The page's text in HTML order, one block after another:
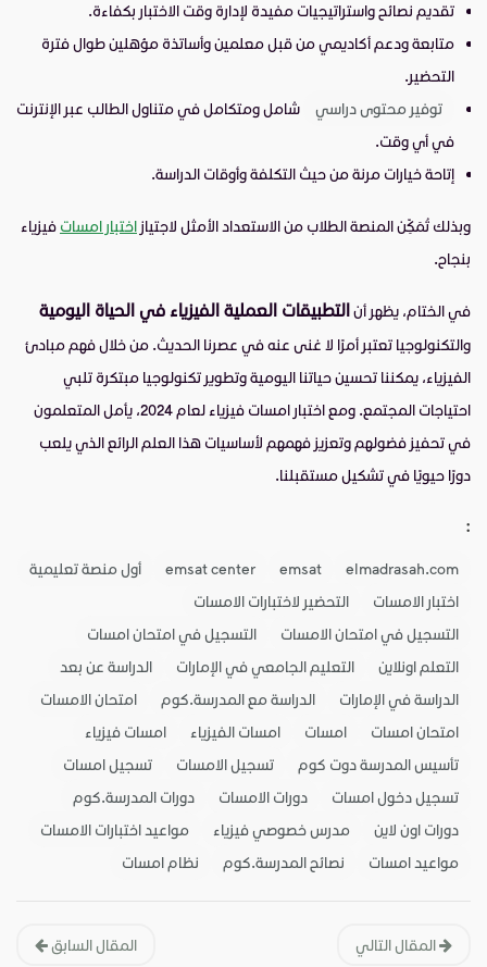
تقديم نصائح واستراتيجيات مفيدة لإدارة وقت الاختبار بكفاءة.
متابعة ودعم أكاديمي من قبل معلمين وأساتذة مؤهلين طوال فترة
التحضير.
توفير محتوى دراسي
شامل ومتكامل في متناول الطالب عبر الإنترنت
في أي وقت.
إتاحة خيارات مرنة من حيث التكلفة وأوقات الدراسة.
وبذلك تُمَكِّن المنصة الطلاب من الاستعداد الأمثل لاجتياز اختبار امسات فيزياء
بنجاح.
في الختام، يظهر أنالتطبيقات العملية الفيزياء في الحياة اليومية
والتكنولوجيا تعتبر أمرًا لا غنى عنه في عصرنا الحديث. من خلال فهم مبادئ
الفيزياء، يمكننا تحسين حياتنا اليومية وتطوير تكنولوجيا مبتكرة تلبي
احتياجات المجتمع. ومع اختبار امسات فيزياء لعام 2024، يأمل المتعلمون
في تحفيز فضولهم وتعزيز فهمهم لأساسيات هذا العلم الرائع الذي يلعب
دورًا حيويًا في تشكيل مستقبلنا.
:
elmadrasah.com
emsat
emsat center
أول منصة تعليمية
اختبار الامسات
التحضير لاختبارات الامسات
التسجيل في امتحان الامسات
التسجيل في امتحان امسات
التعلم اونلاين
التعليم الجامعي في الإمارات
الدراسة عن بعد
الدراسة في الإمارات
الدراسة مع المدرسة.كوم
امتحان الامسات
امتحان امسات
امسات امسات الفيزياء
امسات فيزياء
تأسيس المدرسة دوت كوم
تسجيل الامسات
تسجيل امسات
تسجيل دخول امسات
دورات الامسات
دورات المدرسة.كوم
دورات اون لاين
مدرس خصوصي فيزياء
مواعيد اختبارات الامسات
مواعيد امسات
نصائح المدرسة.كوم نظام امسات
المقال السابق المقال التالي